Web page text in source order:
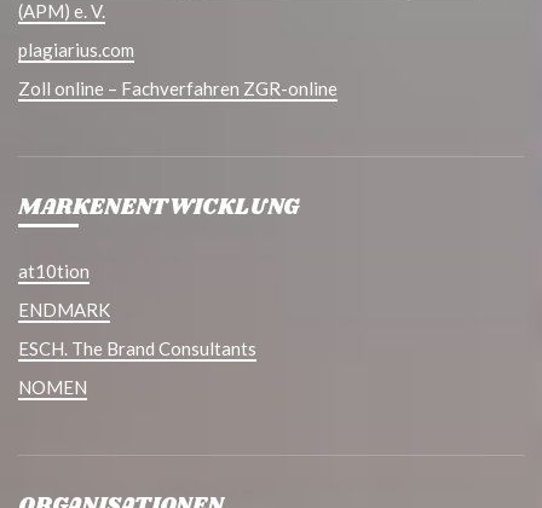
(APM) e. V.
plagiarius.com
Zoll online – Fachverfahren ZGR-online
MARKENENTWICKLUNG
at10tion
ENDMARK
ESCH. The Brand Consultants
NOMEN